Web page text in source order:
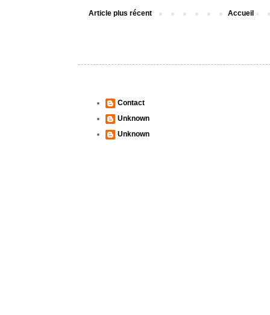
Article plus récent Accueil
Contact
Unknown
Unknown